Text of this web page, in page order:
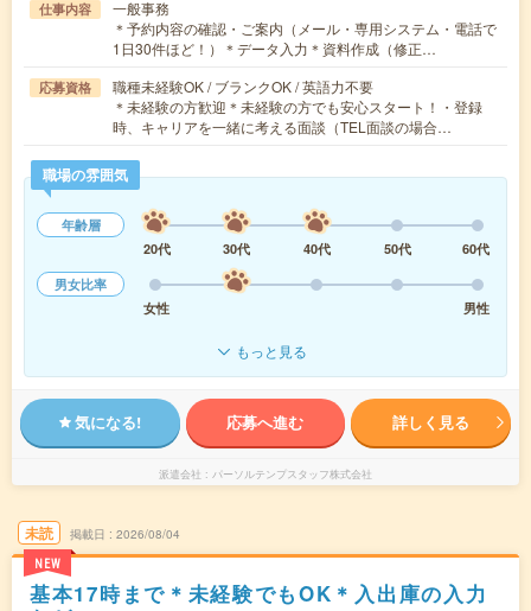
仕事内容
一般事務
＊予約内容の確認・ご案内（メール・専用システム・電話で
1日30件ほど！）＊データ入力＊資料作成（修正…
応募資格
職種未経験OK / ブランクOK / 英語力不要
＊未経験の方歓迎＊未経験の方でも安心スタート！・登録
時、キャリアを一緒に考える面談（TEL面談の場合…
職場の雰囲気
年齢層
20代
30代 40代 50代
60代
男女比率
女性
男性
もっと見る
気になる! 応募へ進む 詳しく見る
派遣会社 パーソルテンプスタッフ株式会社
未読
NEW
掲載日 2026/08/04
基本17時まで＊未経験でもOK＊入出庫の入力